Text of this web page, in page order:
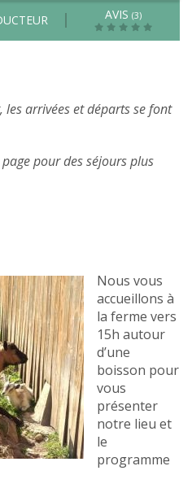
AVIS (3)
arrivées et départs se font
pour des séjours plus
Nous vous
accueillons à
la ferme vers
15h autour
d’une
boisson pour
vous
présenter
notre lieu et
le
programme